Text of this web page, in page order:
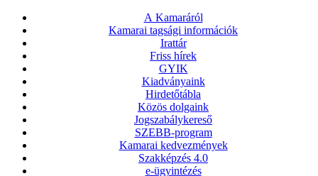
A Kamaráról
Kamarai tagsági információk
Irattár
Friss hírek
GYIK
Kiadványaink
Hirdetőtábla
Közös dolgaink
Jogszabálykereső
SZEBB-program
Kamarai kedvezmények
Szakképzés 4.0
e-ügyintézés